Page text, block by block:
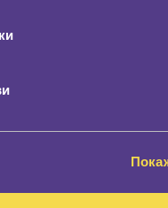
гуми с новия